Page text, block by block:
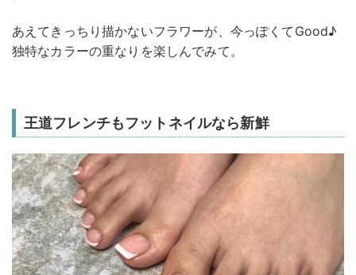
あえてきっちり描かないフラワーが、今っぽくてGood♪
独特なカラーの重なりを楽しんでみて。
王道フレンチもフットネイルなら新鮮